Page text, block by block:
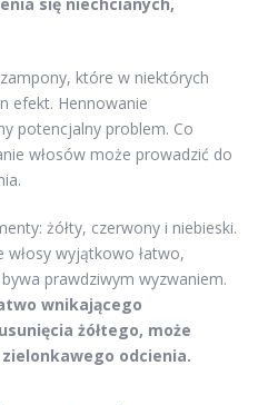
które w niektórych
efekt. Hennowanie
potencjalny problem. Co
włosów może prowadzić do
żółty, czerwony i niebieski.
włosy wyjątkowo łatwo,
prawdziwym wyzwaniem.
wnikającego
żółtego, może
odcienia.